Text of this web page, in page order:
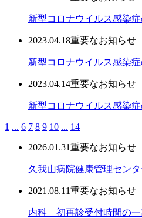
新型コロナウイルス感染症
2023.04.18重要なお知らせ
新型コロナウイルス感染症
2023.04.14重要なお知らせ
新型コロナウイルス感染症
1 ... 6 7 8 9 10 ... 14
2026.01.31重要なお知らせ
久我山病院健康管理セン
2021.08.11重要なお知らせ
内科 初再診受付時間の一